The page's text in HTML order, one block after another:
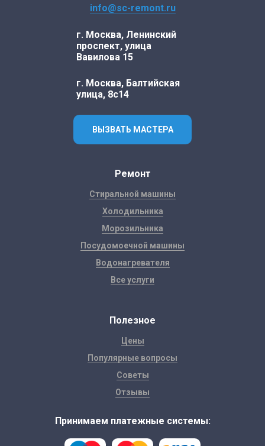
info@sc-remont.ru
г. Москва, Ленинский
проспект, улица
Вавилова 15
г. Москва, Балтийская
улица, 8с14
ВЫЗВАТЬ МАСТЕРА
Ремонт
Стиральной машины
Холодильника
Морозильника
Посудомоечной машины
Водонагревателя
Все услуги
Полезное
Цены
Популярные вопросы
Советы
Отзывы
Принимаем платежные системы: